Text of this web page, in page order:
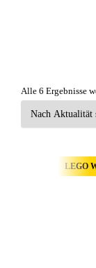
Alle 6 Ergebnisse
LEGO